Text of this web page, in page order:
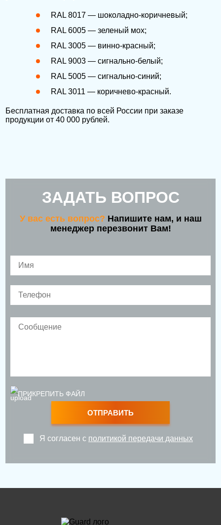
RAL 8017 — шоколадно-коричневый;
RAL 6005 — зеленый мох;
RAL 3005 — винно-красный;
RAL 9003 — сигнально-белый;
RAL 5005 — сигнально-синий;
RAL 3011 — коричнево-красный.
Бесплатная доставка по всей России при заказе
продукции от 40 000 рублей.
ЗАДАТЬ ВОПРОС
У вас есть вопрос? Напишите нам, и наш
менеджер перезвонит Вам!
ПРИКРЕПИТЬ ФАЙЛ
ОТПРАВИТЬ
Я согласен с политикой передачи данных